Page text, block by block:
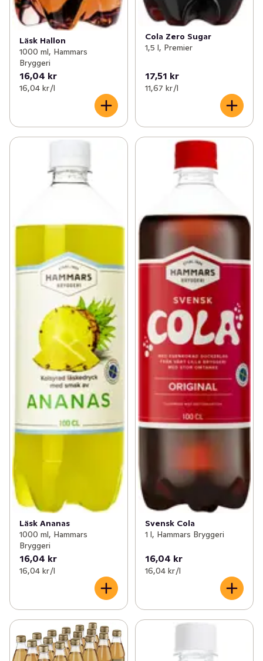
Läsk Hallon
1000 ml, Hammars
Bryggeri
16,04 kr
16,04 kr /l
Cola Zero Sugar
1,5 l, Premier
17,51 kr
11,67 kr /l
Läsk Ananas
1000 ml, Hammars
Bryggeri
16,04 kr
16,04 kr /l
Svensk Cola
1 l, Hammars Bryggeri
16,04 kr
16,04 kr /l